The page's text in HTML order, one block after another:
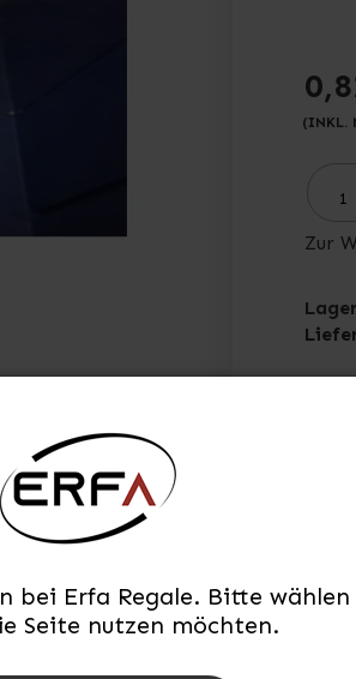
bei Erfa Regale. Bitte wählen
Seite nutzen möchten.
(INKL.
Zur